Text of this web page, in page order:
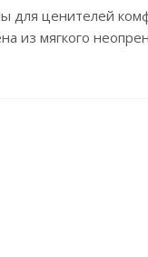
для ценителей
из мягкого